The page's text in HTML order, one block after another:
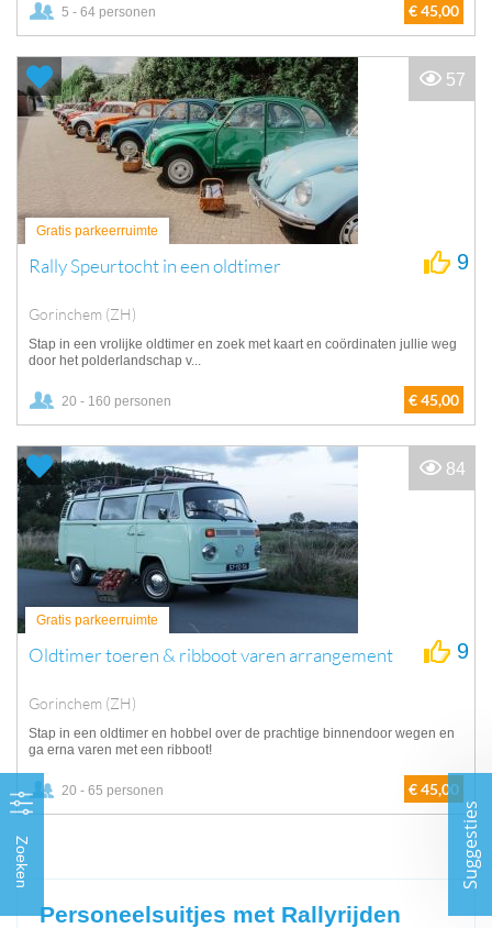
Zoeken
5 - 64 personen € 45,00
Gratis parkeerruimte
Rally Speurtocht in een oldtimer
Gorinchem (ZH)
9
Stap in een vrolijke oldtimer en zoek met kaart en coördinaten jullie weg
door het polderlandschap v...
20 - 160 personen € 45,00
57
Gratis parkeerruimte
Oldtimer toeren & ribboot varen arrangement
Gorinchem (ZH)
9
Stap in een oldtimer en hobbel over de prachtige binnendoor wegen en
ga erna varen met een ribboot!
20 - 65 personen € 45,00
84
Personeelsuitjes met Rallyrijden
Suggesties